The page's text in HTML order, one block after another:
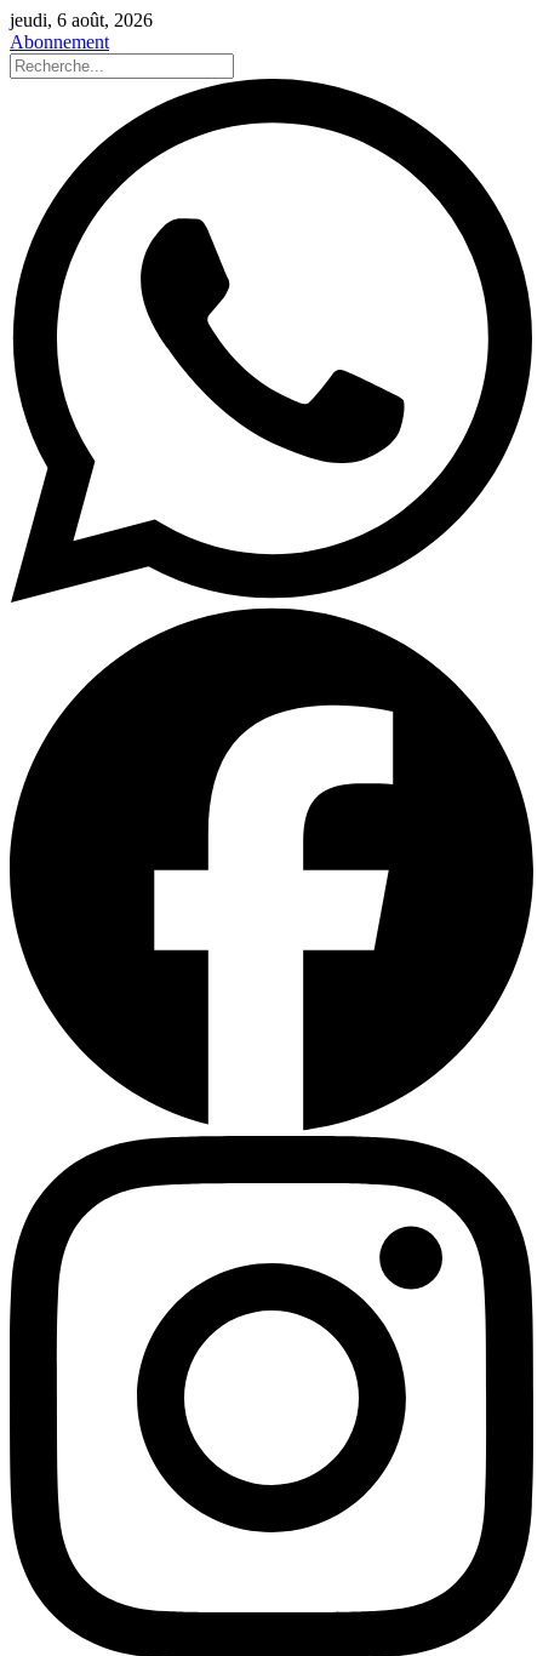
jeudi, 6 août, 2026
Abonnement